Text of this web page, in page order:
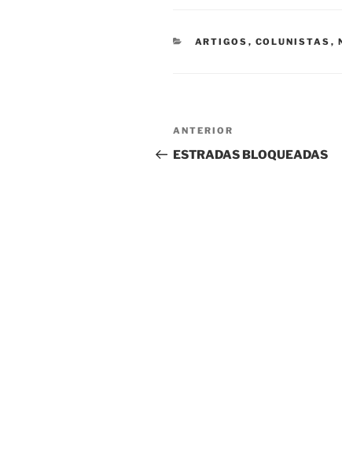
CATEGORIAS
ARTIGOS , COLUNISTAS ,
Navegação
de
Post
anterior
ANTERIOR
ESTRADAS BLOQUEADAS